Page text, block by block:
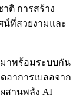
าติ การสร้าง
น์ที่สวยงามและ
มาพร้อมระบบกัน
อาการเบลอจาก
สานพลัง AI